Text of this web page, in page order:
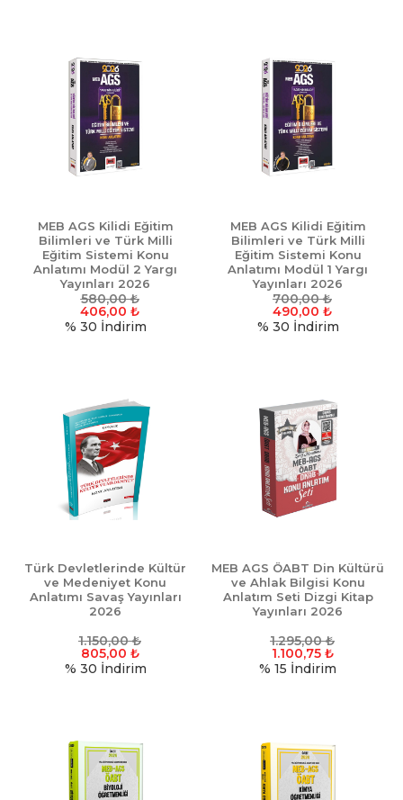
MEB AGS Kilidi Eğitim
Bilimleri ve Türk Milli
Eğitim Sistemi Konu
Anlatımı Modül 2 Yargı
Yayınları 2026
580,00₺
406,00 ₺
% 30 İndirim
MEB AGS Kilidi Eğitim
Bilimleri ve Türk Milli
Eğitim Sistemi Konu
Anlatımı Modül 1 Yargı
Yayınları 2026
700,00₺
490,00 ₺
% 30 İndirim
Türk Devletlerinde Kültür
ve Medeniyet Konu
Anlatımı Savaş Yayınları
2026
1.150,00₺
805,00 ₺
% 30 İndirim
MEB AGS ÖABT Din Kültürü
ve Ahlak Bilgisi Konu
Anlatım Seti Dizgi Kitap
Yayınları 2026
1.295,00₺
1.100,75₺
% 15 İndirim